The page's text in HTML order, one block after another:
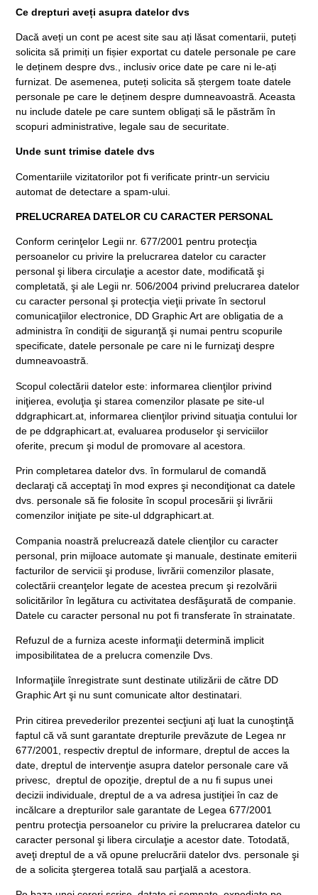
Ce drepturi aveți asupra datelor dvs
Dacă aveți un cont pe acest site sau ați lăsat comentarii, puteți
solicita să primiți un fișier exportat cu datele personale pe care
le deținem despre dvs., inclusiv orice date pe care ni le-ați
furnizat. De asemenea, puteți solicita să ștergem toate datele
personale pe care le deținem despre dumneavoastră. Aceasta
nu include datele pe care suntem obligați să le păstrăm în
scopuri administrative, legale sau de securitate.
Unde sunt trimise datele dvs
Comentariile vizitatorilor pot fi verificate printr-un serviciu
automat de detectare a spam-ului.
PRELUCRAREA DATELOR CU CARACTER PERSONAL
Conform cerinţelor Legii nr. 677/2001 pentru protecţia
persoanelor cu privire la prelucrarea datelor cu caracter
personal şi libera circulaţie a acestor date, modificată şi
completată, şi ale Legii nr. 506/2004 privind prelucrarea datelor
cu caracter personal şi protecţia vieţii private în sectorul
comunicaţiilor electronice, DD Graphic Art are obligatia de a
administra în condiţii de siguranţă şi numai pentru scopurile
specificate, datele personale pe care ni le furnizaţi despre
dumneavoastră.
Scopul colectării datelor este: informarea clienţilor privind
iniţierea, evoluţia şi starea comenzilor plasate pe site-ul
ddgraphicart.at, informarea clienţilor privind situaţia contului lor
de pe ddgraphicart.at, evaluarea produselor şi serviciilor
oferite, precum şi modul de promovare al acestora.
Prin completarea datelor dvs. în formularul de comandă
declaraţi că acceptaţi în mod expres şi necondiţionat ca datele
dvs. personale să fie folosite în scopul procesării şi livrării
comenzilor iniţiate pe site-ul ddgraphicart.at.
Compania noastră prelucrează datele clienţilor cu caracter
personal, prin mijloace automate şi manuale, destinate emiterii
facturilor de servicii şi produse, livrării comenzilor plasate,
colectării creanţelor legate de acestea precum şi rezolvării
solicitărilor în legătura cu activitatea desfăşurată de companie.
Datele cu caracter personal nu pot fi transferate în strainatate.
Refuzul de a furniza aceste informaţii determină implicit
imposibilitatea de a prelucra comenzile Dvs.
Informaţiile înregistrate sunt destinate utilizării de către DD
Graphic Art şi nu sunt comunicate altor destinatari.
Prin citirea prevederilor prezentei secţiuni aţi luat la cunoştinţă
faptul că vă sunt garantate drepturile prevăzute de Legea nr
677/2001, respectiv dreptul de informare, dreptul de acces la
date, dreptul de intervenţie asupra datelor personale care vă
privesc, dreptul de opoziţie, dreptul de a nu fi supus unei
decizii individuale, dreptul de a va adresa justiţiei în caz de
incălcare a drepturilor sale garantate de Legea 677/2001
pentru protecţia persoanelor cu privire la prelucrarea datelor cu
caracter personal şi libera circulaţie a acestor date. Totodată,
aveţi dreptul de a vă opune prelucrării datelor dvs. personale şi
de a solicita ştergerea totală sau parţială a acestora.